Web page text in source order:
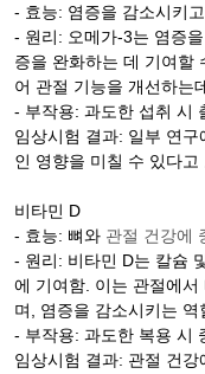
- 효능: 염증을 감소시키고
- 원리: 오메가-3는 염증
증을 완화하는 데 기여할
어 관절 기능을 개선하는
- 부작용: 과도한 섭취 시
임상시험 결과: 일부 연
인 영향을 미칠 수 있다고
비타민 D
- 효능: 뼈와 관절 건강에
- 원리: 비타민 D는 칼슘
에 기여함. 이는 관절에
며, 염증을 감소시키는 역
- 부작용: 과도한 복용 시
임상시험 결과: 관절 건